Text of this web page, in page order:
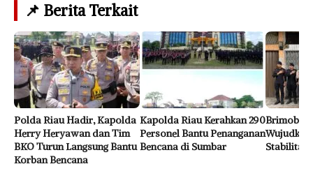
📌 Berita Terkait
Polda Riau Hadir, Kapolda
Herry Heryawan dan Tim
BKO Turun Langsung Bantu
Korban Bencana
Kapolda Riau Kerahkan 290
Personel Bantu Penanganan
Bencana di Sumbar
Brimob
Stabilitas